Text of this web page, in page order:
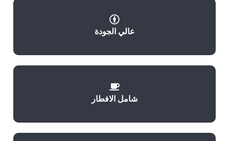
عالي الجودة
شامل الافطار